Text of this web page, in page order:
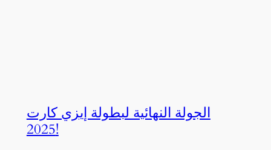
الجولة النهائية لبطولة إيزي كارت
2025!